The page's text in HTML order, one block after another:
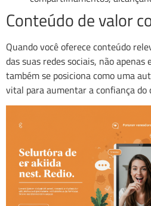
Conteúdo de valor
Quando você oferece conteúdo
das suas redes sociais, não apenas
também se posiciona como uma
vital para aumentar a confiança do